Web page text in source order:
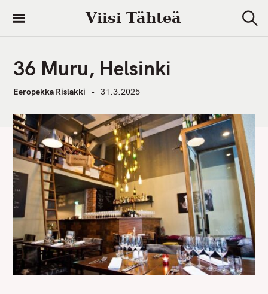
i
Viisi Tähteä
e
36 Muru, Helsinki
Eeropekka Rislakki 31.3.2025